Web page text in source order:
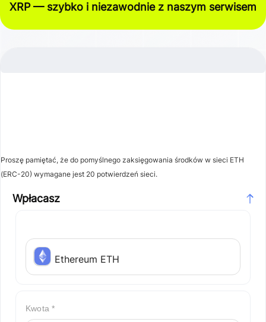
XRP — szybko i niezawodnie z naszym serwisem
Proszę pamiętać, że do pomyślnego zaksięgowania środków w sieci ETH
(ERC-20) wymagane jest 20 potwierdzeń sieci.
Wpłacasz
Ethereum ETH
Kwota *